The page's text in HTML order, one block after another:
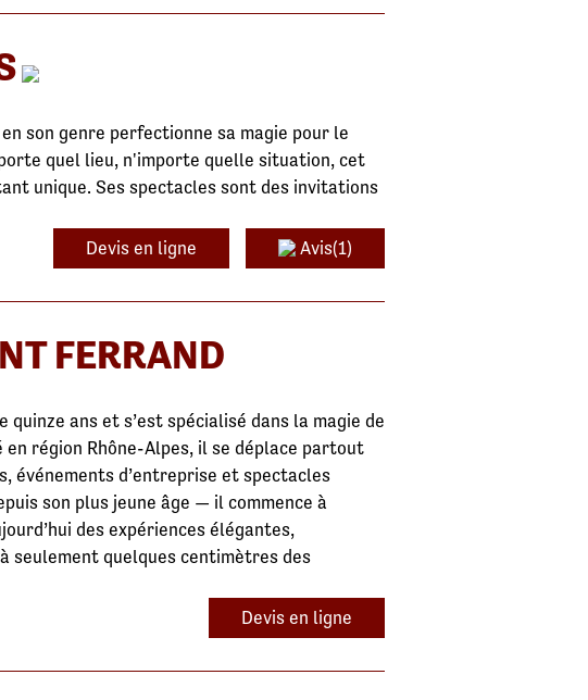
son genre perfectionne sa magie pour le
quel lieu, n'importe quelle situation, cet
unique. Ses spectacles sont des invitations
Devis en ligne
Avis(1)
FERRAND
ans et s’est spécialisé dans la magie de
région Rhône-Alpes, il se déplace partout
événements d’entreprise et spectacles
son plus jeune âge — il commence à
des expériences élégantes,
seulement quelques centimètres des
Devis en ligne